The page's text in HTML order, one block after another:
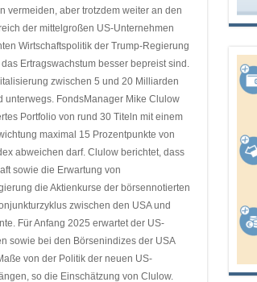
vermeiden, aber trotzdem weiter an den
der mittelgroßen US-Unternehmen
Wirtschaftspolitik der Trump-Regierung
Ertragswachstum besser bepreist sind.
zwischen 5 und 20 Milliarden
unterwegs. FondsManager Mike Clulow
Portfolio von rund 30 Titeln mit einem
maximal 15 Prozentpunkte von
abweichen darf. Clulow berichtet, dass
sowie die Erwartung von
die Aktienkurse der börsennotierten
zwischen den USA und
Für Anfang 2025 erwartet der US-
sowie bei den Börsenindizes der USA
von der Politik der neuen US-
so die Einschätzung von Clulow.